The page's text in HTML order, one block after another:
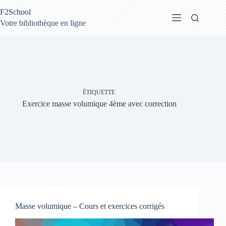
au
contenu
F2School
Votre bibliothèque en ligne
ÉTIQUETTE
Exercice masse volumique 4ème avec correction
Masse volumique – Cours et exercices corrigés